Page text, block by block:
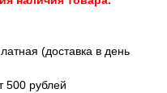
(доставка в день
500 рублей